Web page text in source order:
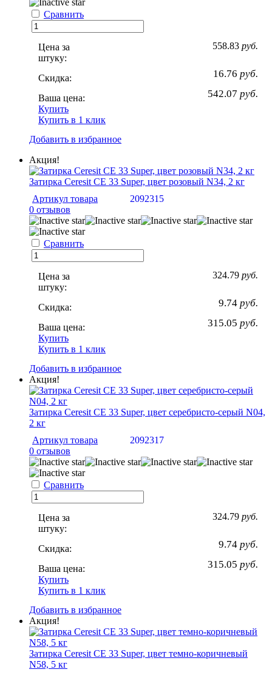
Сравнить
Цена за
штуку:
558.83 руб.
Скидка: 16.76 руб.
Ваша цена: 542.07 руб.
Купить
Купить в 1 клик
Добавить в избранное
Акция!
Затирка Ceresit CE 33 Super, цвет розовый N34, 2 кг
Артикул товара
2092315
0 отзывов
Сравнить
Цена за
штуку:
324.79 руб.
Скидка: 9.74 руб.
Ваша цена: 315.05 руб.
Купить
Купить в 1 клик
Добавить в избранное
Акция!
Затирка Ceresit CE 33 Super, цвет серебристо-серый N04,
2 кг
Артикул товара
2092317
0 отзывов
Сравнить
Цена за
штуку:
324.79 руб.
Скидка: 9.74 руб.
Ваша цена: 315.05 руб.
Купить
Купить в 1 клик
Добавить в избранное
Акция!
Затирка Ceresit CE 33 Super, цвет темно-коричневый
N58, 5 кг